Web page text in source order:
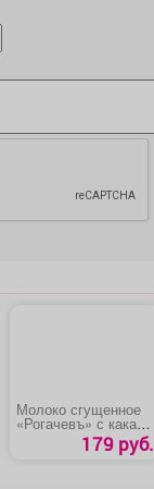
Молоко сгущенное
«Рогачевъ» с какао,
179 руб.